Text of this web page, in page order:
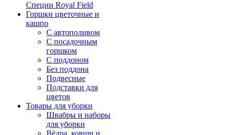
Специи Royal Field
Горшки цветочные и
кашпо
С автополивом
С посадочным
горшком
С поддоном
Без поддона
Подвесные
Подставки для
цветов
Товары для уборки
Швабры и наборы
для уборки
Вёдра, ковши и